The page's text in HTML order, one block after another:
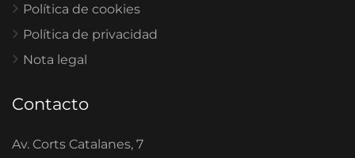
Política de cookies
Política de privacidad
Nota legal
Contacto
Av. Corts Catalanes, 7